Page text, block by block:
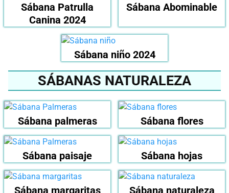
Sábana Patrulla
Canina 2024
Sábana Abominable
Sábana niño 2024
SÁBANAS NATURALEZA
Sábana palmeras Sábana flores
Sábana paisaje Sábana hojas
Sábana margaritas Sábana naturaleza